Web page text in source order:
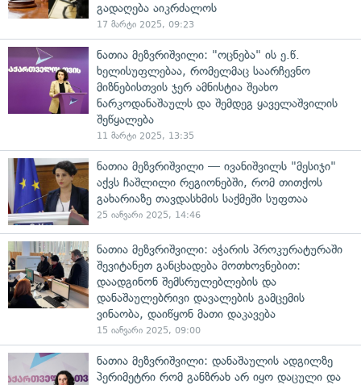
გადაღება აიკრძალოს
17 მარტი 2025, 09:23
ნათია მეზვრიშვილი: "ოცნება" ის ე.წ.
ხელისუფლებაა, რომელმაც საარჩევნო
მიზნებისთვის ჯერ ამნისტია შეახო
ნარკოდანაშაულს და შემდეგ ყაველაშვილის
შეწყალება
11 მარტი 2025, 13:35
ნათია მეზვრიშვილი — ივანიშვილს "მესიჯი"
აქვს ჩაშლილი რეგიონებში, რომ თითქოს
გახარიაზე თავდასხმის საქმეში სუფთაა
25 იანვარი 2025, 14:46
ნათია მეზვრიშვილი: აჭარის პროკურატურაში
შევიტანეთ განცხადება მოთხოვნებით:
დაადგინონ შემსრულებლების და
დანაშაულებრივი დავალების გამცემის
ვინაობა, დაიწყონ მათი დაკავება
15 იანვარი 2025, 09:00
ნათია მეზვრიშვილი: დანაშაულის ადგილზე
პერიმეტრი რომ განზრახ არ იყო დაცული და